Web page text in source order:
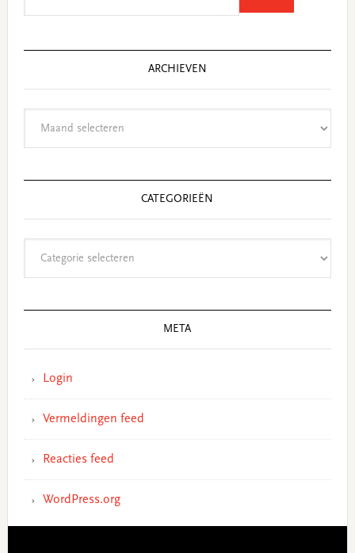
ARCHIEVEN
CATEGORIEËN
META
Login
Vermeldingen feed
Reacties feed
WordPress.org